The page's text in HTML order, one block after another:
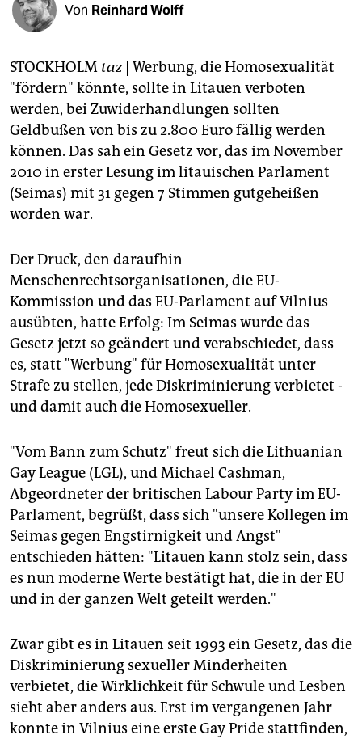
unterstützen
genossenschaft
epaper login
Von Reinhard Wolff
STOCKHOLM taz| Werbung, die Homosexualität
"fördern" könnte, sollte in Litauen verboten
werden, bei Zuwiderhandlungen sollten
Geldbußen von bis zu 2.800 Euro fällig werden
können. Das sah ein Gesetz vor, das im November
2010 in erster Lesung im litauischen Parlament
(Seimas) mit 31 gegen 7 Stimmen gutgeheißen
worden war.
Der Druck, den daraufhin
Menschenrechtsorganisationen, die EU-
Kommission und das EU-Parlament auf Vilnius
ausübten, hatte Erfolg: Im Seimas wurde das
Gesetz jetzt so geändert und verabschiedet, dass
es, statt "Werbung" für Homosexualität unter
Strafe zu stellen, jede Diskriminierung verbietet -
und damit auch die Homosexueller.
"Vom Bann zum Schutz" freut sich die Lithuanian
Gay League (LGL), und Michael Cashman,
Abgeordneter der britischen Labour Party im EU-
Parlament, begrüßt, dass sich "unsere Kollegen im
Seimas gegen Engstirnigkeit und Angst"
entschieden hätten: "Litauen kann stolz sein, dass
es nun moderne Werte bestätigt hat, die in der EU
und in der ganzen Welt geteilt werden."
Zwar gibt es in Litauen seit 1993 ein Gesetz, das die
Diskriminierung sexueller Minderheiten
verbietet, die Wirklichkeit für Schwule und Lesben
sieht aber anders aus. Erst im vergangenen Jahr
konnte in Vilnius eine erste Gay Pride stattfinden,